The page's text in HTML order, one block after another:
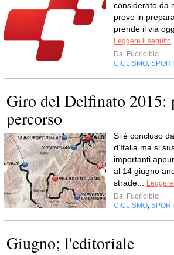
considerato da
prove in
prende il via
Leggere il seguito
Da Fuoridibici
CICLISMO,
Giro del Delfinato 2015:
percorso
Si è concluso
d’Italia ma si
importanti
al 14 giugno
strade...
Da Fuoridibici
CICLISMO,
Giugno; l'editoriale